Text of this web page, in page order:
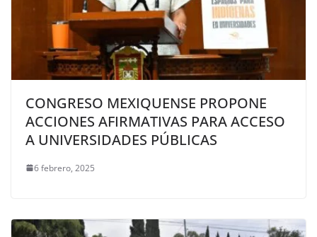
CONGRESO MEXIQUENSE PROPONE
ACCIONES AFIRMATIVAS PARA ACCESO
A UNIVERSIDADES PÚBLICAS
6 febrero, 2025